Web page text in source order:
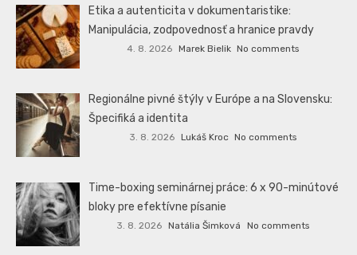
Etika a autenticita v dokumentaristike:
Manipulácia, zodpovednosť a hranice pravdy
4. 8. 2026 Marek Bielik No comments
Regionálne pivné štýly v Európe a na Slovensku:
Špecifiká a identita
3. 8. 2026 Lukáš Kroc No comments
Time-boxing seminárnej práce: 6 x 90-minútové
bloky pre efektívne písanie
3. 8. 2026 Natália Šimková No comments